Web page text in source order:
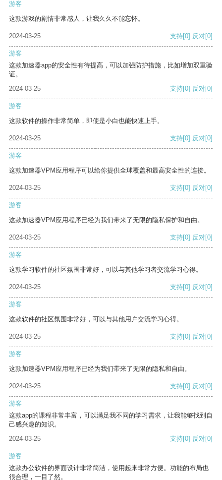
游客
这款游戏的剧情非常感人，让我久久不能忘怀。
2024-03-25 支持[0] 反对[0]
游客
这款加速器app的安全性有待提高，可以加强防护措施，比如增加双重验
证。
2024-03-25
支持[0] 反对[0]
游客
这款软件的操作非常简单，即使是小白也能快速上手。
2024-03-25 支持[0] 反对[0]
游客
这款加速器VPM应用程序可以给你提供全球覆盖和最高安全性的连接。
2024-03-25 支持[0] 反对[0]
游客
这款加速器VPM应用程序已经为我们带来了无限的隐私保护和自由。
2024-03-25 支持[0] 反对[0]
游客
这款学习软件的社区氛围非常好，可以与其他学习者交流学习心得。
2024-03-25 支持[0] 反对[0]
游客
这款软件的社区氛围非常好，可以与其他用户交流学习心得。
2024-03-25 支持[0] 反对[0]
游客
这款加速器VPM应用程序已经为我们带来了无限的隐私和自由。
2024-03-25 支持[0] 反对[0]
游客
这款app的课程非常丰富，可以满足我不同的学习需求，让我能够找到自
己感兴趣的知识。
2024-03-25
支持[0] 反对[0]
游客
这款办公软件的界面设计非常简洁，使用起来非常方便。功能的布局也
很合理，一目了然。